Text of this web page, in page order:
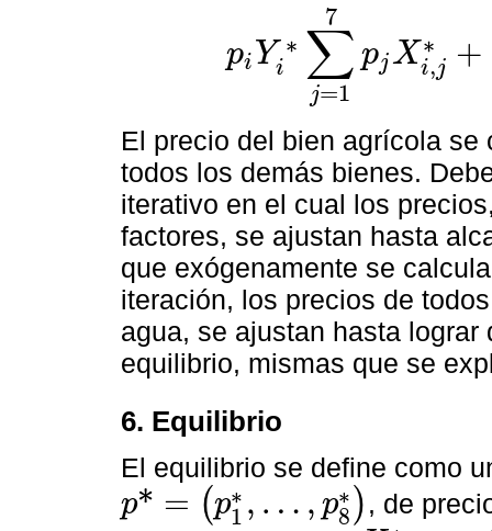
pi Y ∗
i ∑
j=1
7
pjX ∗
i,j +
piYi ∗∑ j= Xi, ∑k=ACw kX ,k ∗∀ i
El precio del bien agrícola
todos los demás bienes.
iterativo en el cual los
factores, se ajustan hasta
que exógenamente se
iteración, los precios de
agua, se ajustan hasta
equilibrio, mismas que se
6. Equilibrio
El equilibrio se define como
p* = (p∗
1 , … , p∗
8 )
p*= ∗,… p8 ∗)
, de